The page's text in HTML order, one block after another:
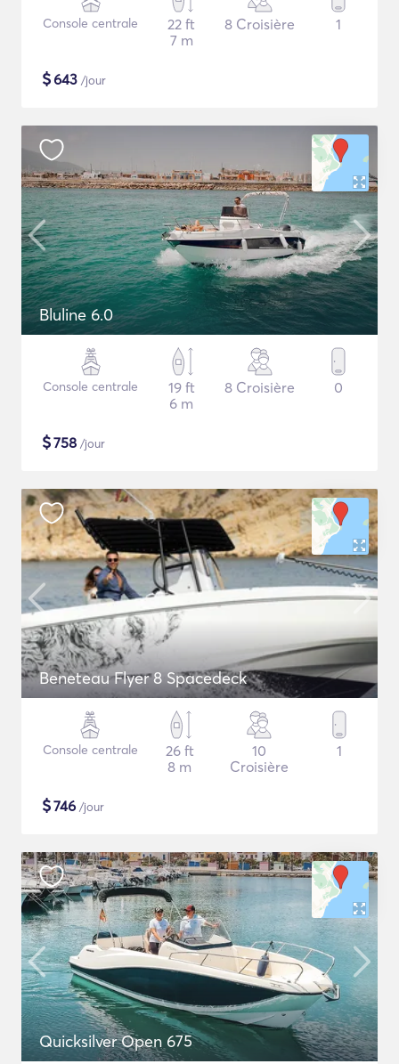
Console centrale
22 ft
7 m
8 Croisière 1
$643 /jour
Bluline 6.0
Console centrale
19 ft
6 m
8 Croisière 0
$758 /jour
Beneteau Flyer 8 Spacedeck
Console centrale
26 ft
8 m
10
Croisière
1
$746 /jour
Quicksilver Open 675